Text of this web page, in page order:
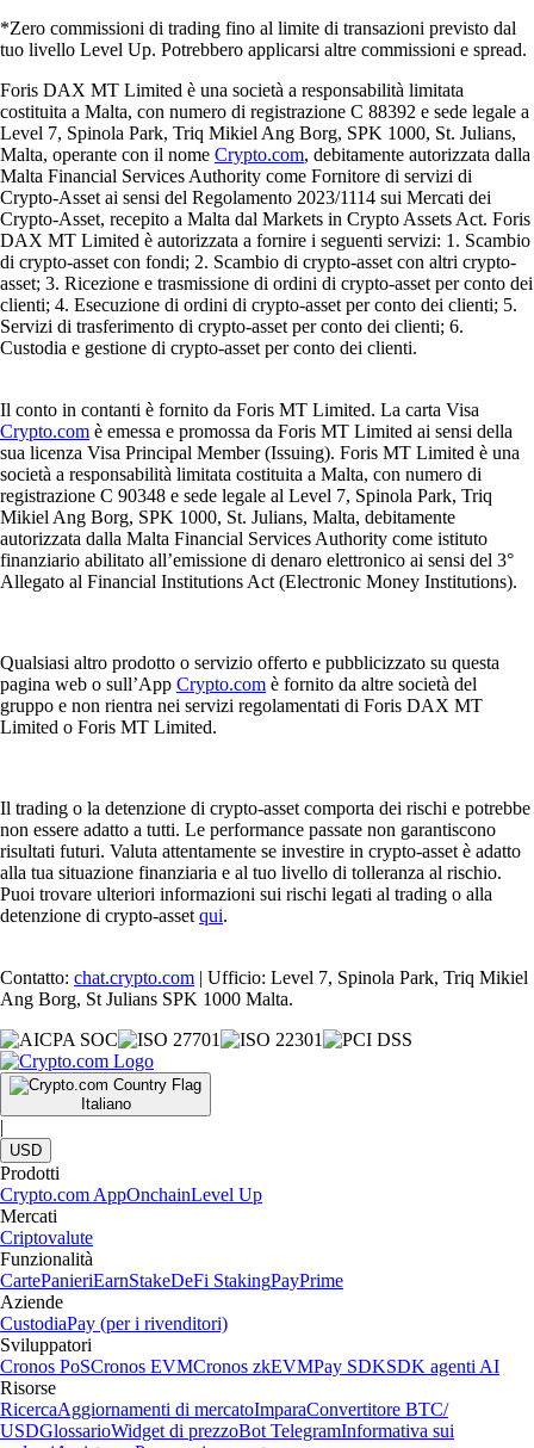
*Zero commissioni di trading fino al limite di transazioni previsto dal
tuo livello Level Up. Potrebbero applicarsi altre commissioni e spread.
Foris DAX MT Limited è una società a responsabilità limitata
costituita a Malta, con numero di registrazione C 88392 e sede legale a
Level 7, Spinola Park, Triq Mikiel Ang Borg, SPK 1000, St. Julians,
Malta, operante con il nome Crypto.com, debitamente autorizzata dalla
Malta Financial Services Authority come Fornitore di servizi di
Crypto-Asset ai sensi del Regolamento 2023/1114 sui Mercati dei
Crypto-Asset, recepito a Malta dal Markets in Crypto Assets Act. Foris
DAX MT Limited è autorizzata a fornire i seguenti servizi: 1. Scambio
di crypto-asset con fondi; 2. Scambio di crypto-asset con altri crypto-
asset; 3. Ricezione e trasmissione di ordini di crypto-asset per conto dei
clienti; 4. Esecuzione di ordini di crypto-asset per conto dei clienti; 5.
Servizi di trasferimento di crypto-asset per conto dei clienti; 6.
Custodia e gestione di crypto-asset per conto dei clienti.
Il conto in contanti è fornito da Foris MT Limited. La carta Visa
Crypto.com è emessa e promossa da Foris MT Limited ai sensi della
sua licenza Visa Principal Member (Issuing). Foris MT Limited è una
società a responsabilità limitata costituita a Malta, con numero di
registrazione C 90348 e sede legale al Level 7, Spinola Park, Triq
Mikiel Ang Borg, SPK 1000, St. Julians, Malta, debitamente
autorizzata dalla Malta Financial Services Authority come istituto
finanziario abilitato all’emissione di denaro elettronico ai sensi del 3°
Allegato al Financial Institutions Act (Electronic Money Institutions).
Qualsiasi altro prodotto o servizio offerto e pubblicizzato su questa
pagina web o sull’App Crypto.com è fornito da altre società del
gruppo e non rientra nei servizi regolamentati di Foris DAX MT
Limited o Foris MT Limited.
Il trading o la detenzione di crypto-asset comporta dei rischi e potrebbe
non essere adatto a tutti. Le performance passate non garantiscono
risultati futuri. Valuta attentamente se investire in crypto-asset è adatto
alla tua situazione finanziaria e al tuo livello di tolleranza al rischio.
Puoi trovare ulteriori informazioni sui rischi legati al trading o alla
detenzione di crypto-asset qui.
Contatto: chat.crypto.com | Ufficio: Level 7, Spinola Park, Triq Mikiel
Ang Borg, St Julians SPK 1000 Malta.
Italiano
|
USD
Prodotti
Crypto.com AppOnchainLevel Up
Mercati
Criptovalute
Funzionalità
CartePanieriEarnStakeDeFi StakingPayPrime
Aziende
CustodiaPay (per i rivenditori)
Sviluppatori
Cronos PoSCronos EVMCronos zkEVMPay SDKSDK agenti AI
Risorse
RicercaAggiornamenti di mercatoImparaConvertitore BTC/
USDGlossarioWidget di prezzoBot TelegramInformativa sui